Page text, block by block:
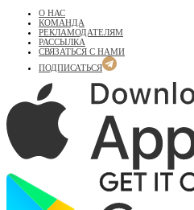
О НАС
КОМАНДА
РЕКЛАМОДАТЕЛЯМ
РАССЫЛКА
СВЯЗАТЬСЯ С НАМИ
ПОДПИСАТЬСЯ